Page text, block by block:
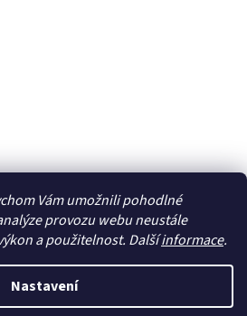
Vám umožnili pohodlné
provozu webu neustále
a použitelnost. Dalšíinformace.
Nastavení